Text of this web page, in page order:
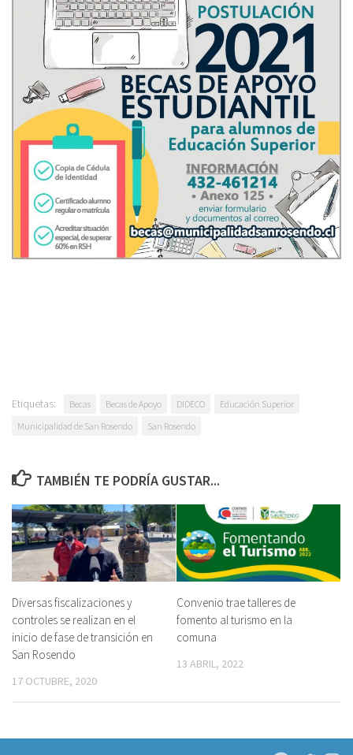
Etiquetas: Becas Becas de Apoyo DIDECO
Educación Superior
Municipalidad de San Rosendo
San Rosendo
TAMBIÉN TE PODRÍA GUSTAR...
Diversas fiscalizaciones y
controles se realizan en el
inicio de fase de transición en
San Rosendo
17 OCTUBRE, 2020
Convenio trae talleres de
fomento al turismo en la
comuna
13 ABRIL, 2022